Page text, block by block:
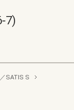
7)
SATIS S